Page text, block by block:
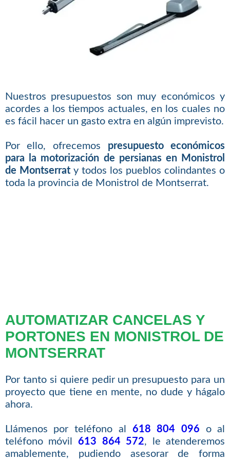
Nuestros presupuestos son muy económicos y
acordes a los tiempos actuales, en los cuales no
es fácil hacer un gasto extra en algún imprevisto.
Por ello, ofrecemos presupuesto económicos
para la motorización de persianas en Monistrol
de Montserraty todos los pueblos colindantes o
toda la provincia de Monistrol de Montserrat.
AUTOMATIZAR CANCELAS Y
PORTONES EN MONISTROL DE
MONTSERRAT
Por tanto si quiere pedir un presupuesto para un
proyecto que tiene en mente, no dude y hágalo
ahora.
Llámenos por teléfono al 618 804 096 o al
teléfono móvil 613 864 572, le atenderemos
amablemente, pudiendo asesorar de forma